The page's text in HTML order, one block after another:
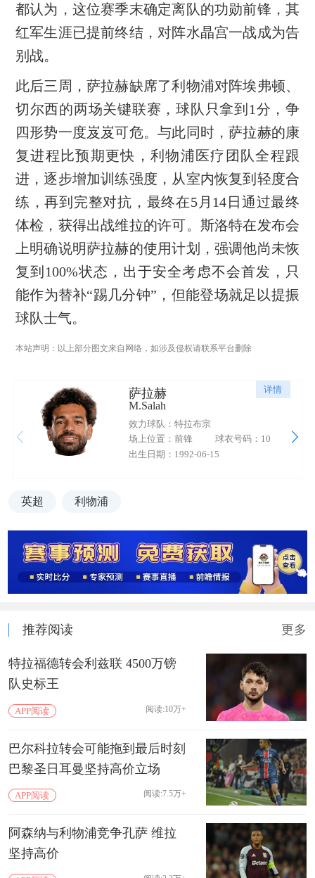
都认为，这位赛季末确定离队的功勋前锋，其
红军生涯已提前终结，对阵水晶宫一战成为告
别战。
此后三周，萨拉赫缺席了利物浦对阵埃弗顿、
切尔西的两场关键联赛，球队只拿到1分，争
四形势一度岌岌可危。与此同时，萨拉赫的康
复进程比预期更快，利物浦医疗团队全程跟
进，逐步增加训练强度，从室内恢复到轻度合
练，再到完整对抗，最终在5月14日通过最终
体检，获得出战维拉的许可。斯洛特在发布会
上明确说明萨拉赫的使用计划，强调他尚未恢
复到100%状态，出于安全考虑不会首发，只
能作为替补“踢几分钟”，但能登场就足以提振
球队士气。
本站声明：以上部分图文来自网络，如涉及侵权请联系平台删除
详情
萨拉赫
M.Salah
效力球队：特拉布宗
场上位置：前锋
球衣号码：10
出生日期：1992-06-15
英超 利物浦
推荐阅读 更多
特拉福德转会利兹联 4500万镑
队史标王
APP阅读 阅读:10万+
巴尔科拉转会可能拖到最后时刻
巴黎圣日耳曼坚持高价立场
APP阅读 阅读:7.5万+
阿森纳与利物浦竞争孔萨 维拉
坚持高价